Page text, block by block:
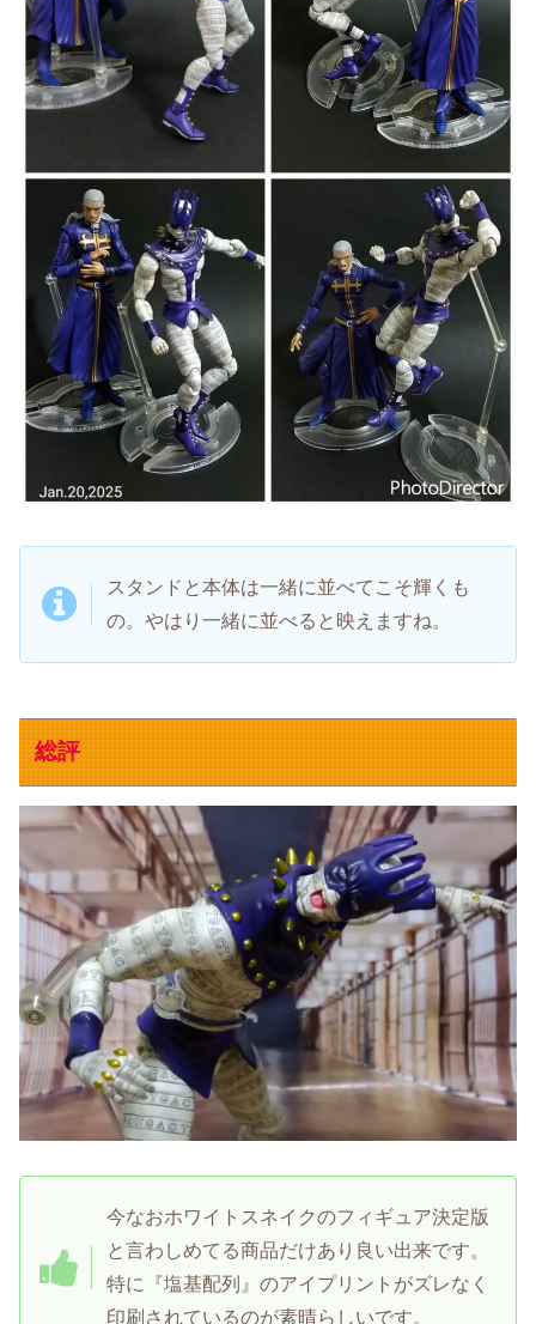
スタンドと本体は一緒に並べてこそ輝くも
の。やはり一緒に並べると映えますね。
総評
今なおホワイトスネイクのフィギュア決定版
と言わしめてる商品だけあり良い出来です。
特に『塩基配列』のアイプリントがズレなく
印刷されているのが素晴らしいです。